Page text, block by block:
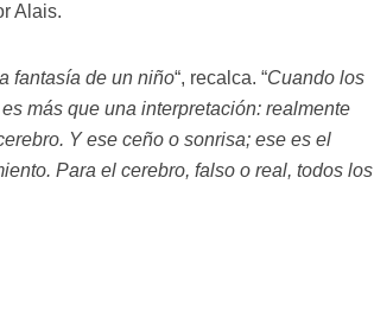
Alais.
fantasía de un niño“, recalca. “Cuando los
más que una interpretación: realmente
Y ese ceño o sonrisa; ese es el
Para el cerebro, falso o real, todos los